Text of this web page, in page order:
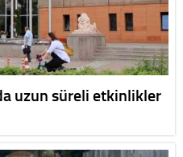
uzun süreli etkinlikler